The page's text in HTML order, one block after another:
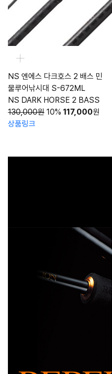
NS 엔에스 다크호스 2 배스 민
물루어낚시대 S-672ML
NS DARK HORSE 2 BASS
130,000원 10% 117,000원
상품링크